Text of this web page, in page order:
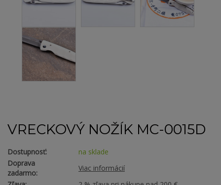
VRECKOVÝ NOŽÍK MC-0015D
Dostupnosť:
na sklade
Doprava
zadarmo:
Viac informácií